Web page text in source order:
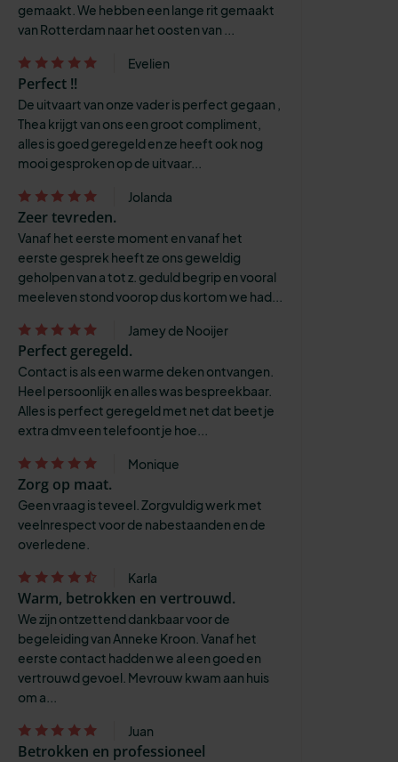
gemaakt. We hebben een lange rit gemaakt
van Rotterdam naar het oosten van ...
Evelien
Perfect !!
De uitvaart van onze vader is perfect gegaan ,
Thea krijgt van ons een groot compliment,
alles is goed geregeld en ze heeft ook nog
mooi gesproken op de uitvaar...
Jolanda
Zeer tevreden.
Vanaf het eerste moment en vanaf het
eerste gesprek heeft ze ons geweldig
geholpen van a tot z. geduld begrip en vooral
meeleven stond voorop dus kortom we had...
Jamey de Nooijer
Perfect geregeld.
Contact is als een warme deken ontvangen.
Heel persoonlijk en alles was bespreekbaar.
Alles is perfect geregeld met net dat beetje
extra dmv een telefoontje hoe...
Monique
Zorg op maat.
Geen vraag is teveel. Zorgvuldig werk met
veelnrespect voor de nabestaanden en de
overledene.
Karla
Warm, betrokken en vertrouwd.
We zijn ontzettend dankbaar voor de
begeleiding van Anneke Kroon. Vanaf het
eerste contact hadden we al een goed en
vertrouwd gevoel. Mevrouw kwam aan huis
om a...
Juan
Betrokken en professioneel